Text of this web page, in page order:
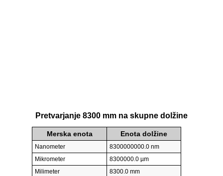
Pretvarjanje 8300 mm na skupne dolžine
Merska enota Enota dolžine
Nanometer
8300000000.0 nm
Mikrometer
8300000.0 µm
Milimeter
8300.0 mm